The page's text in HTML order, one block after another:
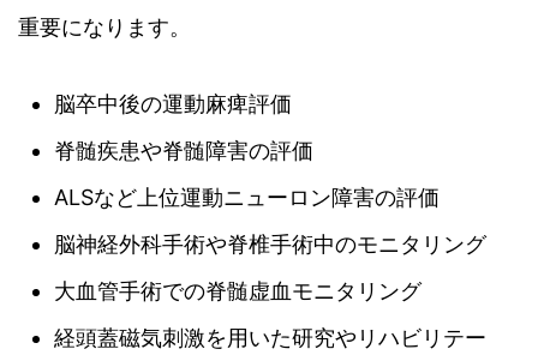
重要になります。
脳卒中後の運動麻痺評価
脊髄疾患や脊髄障害の評価
ALSなど上位運動ニューロン障害の評価
脳神経外科手術や脊椎手術中のモニタリング
大血管手術での脊髄虚血モニタリング
経頭蓋磁気刺激を用いた研究やリハビリテー